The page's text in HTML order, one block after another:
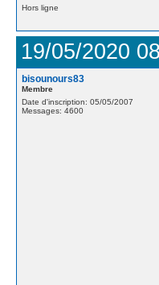
Hors ligne
19/05/2020
bisounours83
Membre
Date d'inscription: 05/05/2007
Messages: 4600